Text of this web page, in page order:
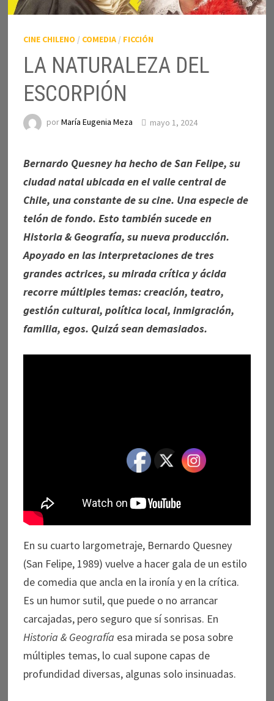
CINE CHILENO / COMEDIA/ FICCIÓN
LA NATURALEZA DEL
ESCORPIÓN
porMaría Eugenia Meza mayo 1, 2024
Bernardo Quesney ha hecho de San Felipe, su
ciudad natal ubicada en el valle central de
Chile, una constante de su cine. Una especie de
telón de fondo. Esto también sucede en
Historia & Geografía, su nueva producción.
Apoyado en las interpretaciones de tres
grandes actrices, su mirada crítica y ácida
recorre múltiples temas: creación, teatro,
gestión cultural, política local, inmigración,
familia, egos. Quizá sean demasiados.
En su cuarto largometraje, Bernardo Quesney
(San Felipe, 1989) vuelve a hacer gala de un estilo
de comedia que ancla en la ironía y en la crítica.
Es un humor sutil, que puede o no arrancar
carcajadas, pero seguro que sí sonrisas. En
Historia & Geografía esa mirada se posa sobre
múltiples temas, lo cual supone capas de
profundidad diversas, algunas solo insinuadas.